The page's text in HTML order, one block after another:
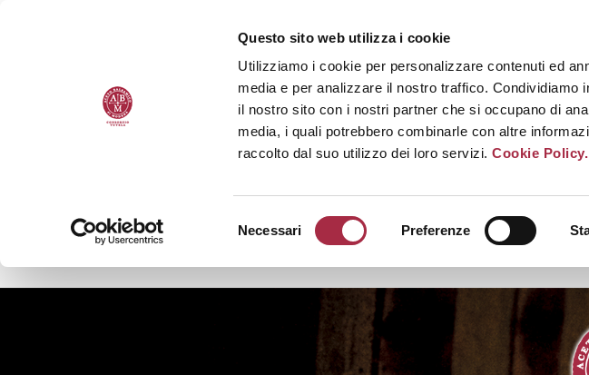
Questo sito web utilizza i cookie
Utilizziamo i cookie per personalizzare contenuti ed
media e per analizzare il nostro traffico. Condividiamo
il nostro sito con i nostri partner che si occupano di
media, i quali potrebbero combinarle con altre
raccolto dal suo utilizzo dei loro servizi.Cookie Policy.
Necessari Preferenze